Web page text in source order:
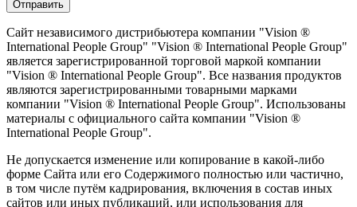
Сайт независимого дистрибьютера компании "Vision ®
International People Group" "Vision ® International People Group"
является зарегистрированной торговой маркой компании
"Vision ® International People Group". Все названия продуктов
являются зарегистрированными товарными марками
компании "Vision ® International People Group". Использованы
материалы с официального сайта компании "Vision ®
International People Group".
Не допускается изменение или копирование в какой-либо
форме Сайта или его Содержимого полностью или частично,
в том числе путём кадрирования, включения в состав иных
сайтов или иных публикаций, или использования для